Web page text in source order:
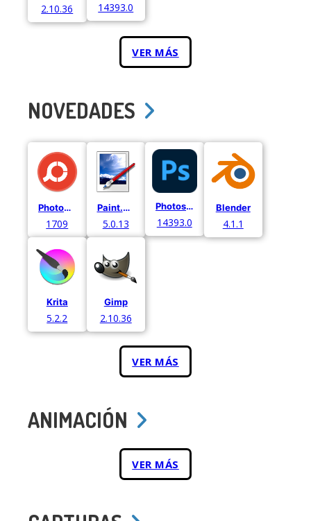
VER MÁS
2.10.36 14393.0
NOVEDADES
VER MÁS
PhotoScape X
1709
Paint.NET
5.0.13
Photoshop Express
14393.0
Blender
4.1.1
Krita
5.2.2
Gimp
2.10.36
ANIMACIÓN
VER MÁS